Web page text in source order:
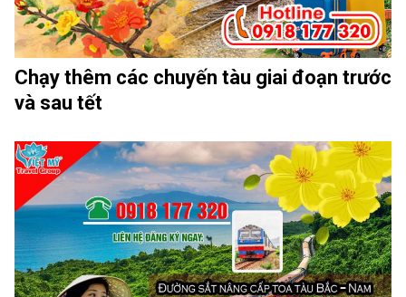
Chạy thêm các chuyến tàu giai đoạn trước
và sau tết